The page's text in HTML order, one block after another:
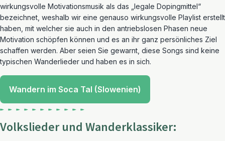
wirkungsvolle Motivationsmusik als das „legale Dopingmittel“
bezeichnet, weshalb wir eine genauso wirkungsvolle Playlist erstellt
haben, mit welcher sie auch in den antriebslosen Phasen neue
Motivation schöpfen können und es an ihr ganz persönliches Ziel
schaffen werden. Aber seien Sie gewarnt, diese Songs sind keine
typischen Wanderlieder und haben es in sich.
Wandern im Soca Tal (Slowenien)
Volkslieder und Wanderklassiker: